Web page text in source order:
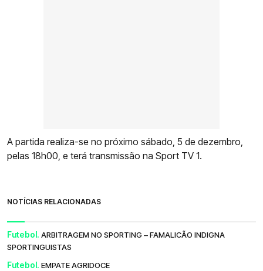
A partida realiza-se no próximo sábado, 5 de dezembro,
pelas 18h00, e terá transmissão na Sport TV 1.
NOTÍCIAS RELACIONADAS
Futebol. ARBITRAGEM NO SPORTING – FAMALICÃO INDIGNA
SPORTINGUISTAS
Futebol. EMPATE AGRIDOCE